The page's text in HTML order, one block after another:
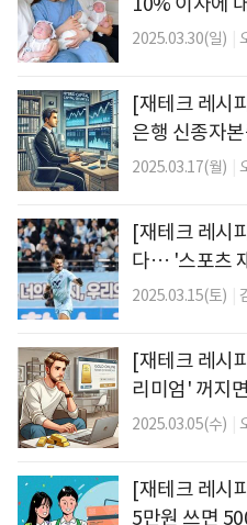
2025.03.30(일)
[재테크 레시
은행 신종자
2025.03.17(월)
[재테크 레시
다… '스포츠
2025.03.15(토)
[재테크 레시
리미엄' 꺼지
2025.03.05(수)
[재테크 레시
5만원 쓰면